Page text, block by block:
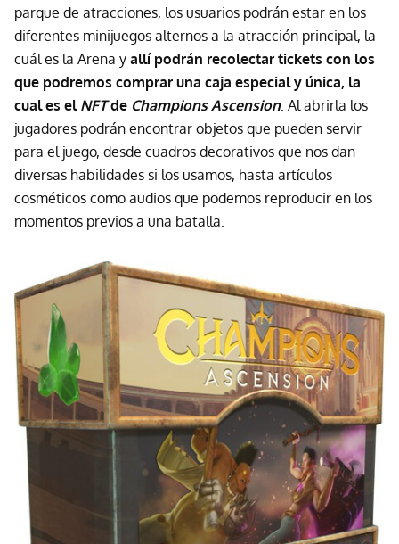
parque de atracciones, los usuarios podrán estar en los
diferentes minijuegos alternos a la atracción principal, la
cuál es la Arena y allí podrán recolectar tickets con los
que podremos comprar una caja especial y única, la
cual es el NFTde Champions Ascension. Al abrirla los
jugadores podrán encontrar objetos que pueden servir
para el juego, desde cuadros decorativos que nos dan
diversas habilidades si los usamos, hasta artículos
cosméticos como audios que podemos reproducir en los
momentos previos a una batalla.